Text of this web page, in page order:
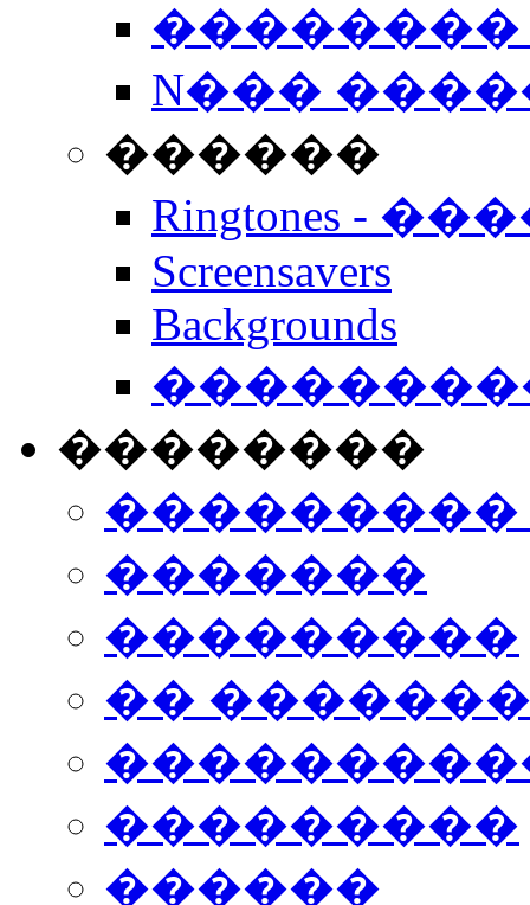
��������
N���
������
Ringtones -
Screensavers
Backgrounds
��������
���������
�������
���������
��
���������
������